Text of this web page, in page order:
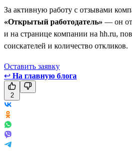
За активную работу с отзывами
«Открытый работодатель» — он
и на странице компании на hh.ru,
соискателей и количество откликов.
Оставить заявку
↩ На главную блога
2